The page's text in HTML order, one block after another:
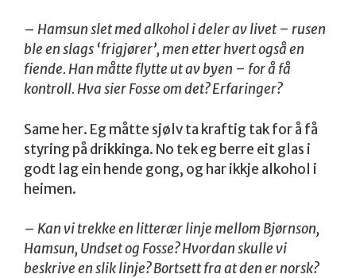
– Hamsun slet med alkohol i deler av livet – rusen
ble en slags ‘frigjører’, men etter hvert også en
fiende. Han måtte flytte ut av byen – for å få
kontroll. Hva sier Fosse om det? Erfaringer?
Same her. Eg måtte sjølv ta kraftig tak for å få
styring på drikkinga. No tek eg berre eit glas i
godt lag ein hende gong, og har ikkje alkohol i
heimen.
– Kan vi trekke en litterær linje mellom Bjørnson,
Hamsun, Undset og Fosse? Hvordan skulle vi
beskrive en slik linje? Bortsett fra at den er norsk?